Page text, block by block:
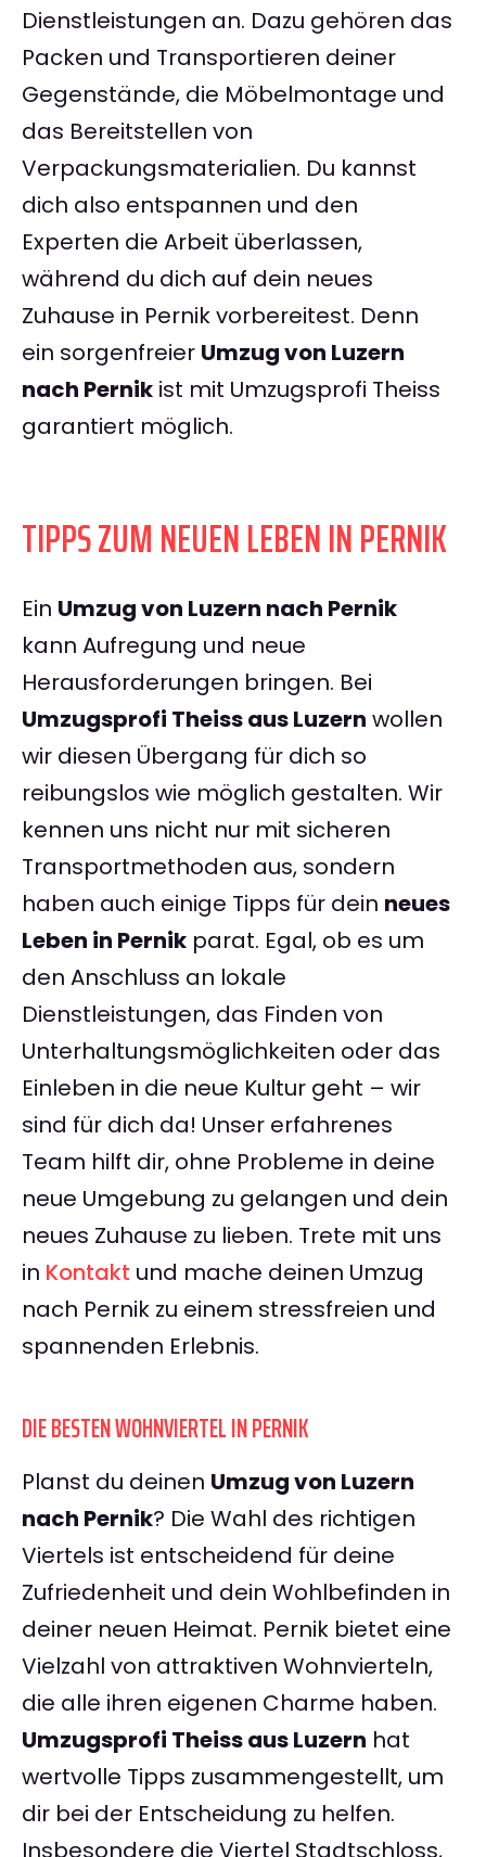
Dienstleistungen an. Dazu gehören das
Packen und Transportieren deiner
Gegenstände, die Möbelmontage und
das Bereitstellen von
Verpackungsmaterialien. Du kannst
dich also entspannen und den
Experten die Arbeit überlassen,
während du dich auf dein neues
Zuhause in Pernik vorbereitest. Denn
ein sorgenfreier Umzug von Luzern
nach Pernik ist mit Umzugsprofi Theiss
garantiert möglich.
TIPPS ZUM NEUEN LEBEN IN PERNIK
Ein Umzug von Luzern nach Pernik
kann Aufregung und neue
Herausforderungen bringen. Bei
Umzugsprofi Theiss aus Luzern wollen
wir diesen Übergang für dich so
reibungslos wie möglich gestalten. Wir
kennen uns nicht nur mit sicheren
Transportmethoden aus, sondern
haben auch einige Tipps für dein neues
Leben in Pernik parat. Egal, ob es um
den Anschluss an lokale
Dienstleistungen, das Finden von
Unterhaltungsmöglichkeiten oder das
Einleben in die neue Kultur geht – wir
sind für dich da! Unser erfahrenes
Team hilft dir, ohne Probleme in deine
neue Umgebung zu gelangen und dein
neues Zuhause zu lieben. Trete mit uns
in Kontakt und mache deinen Umzug
nach Pernik zu einem stressfreien und
spannenden Erlebnis.
DIE BESTEN WOHNVIERTEL IN PERNIK
Planst du deinen Umzug von Luzern
nach Pernik? Die Wahl des richtigen
Viertels ist entscheidend für deine
Zufriedenheit und dein Wohlbefinden in
deiner neuen Heimat. Pernik bietet eine
Vielzahl von attraktiven Wohnvierteln,
die alle ihren eigenen Charme haben.
Umzugsprofi Theiss aus Luzern hat
wertvolle Tipps zusammengestellt, um
dir bei der Entscheidung zu helfen.